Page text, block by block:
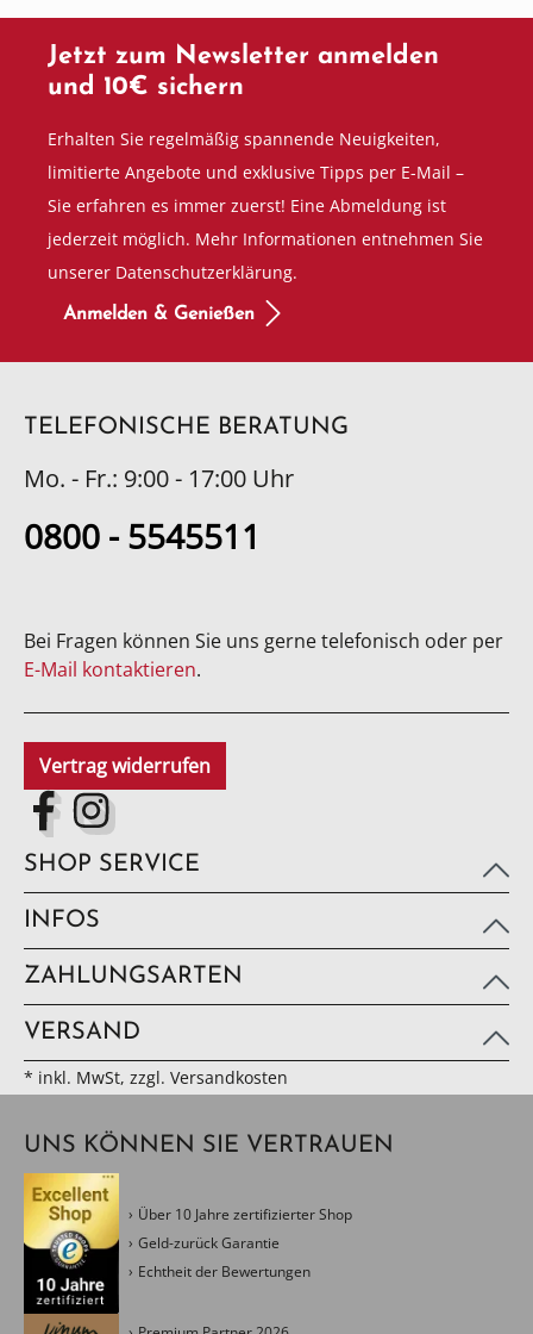
Jetzt zum Newsletter anmelden
und 10€ sichern
Erhalten Sie regelmäßig spannende Neuigkeiten,
limitierte Angebote und exklusive Tipps per E-Mail –
Sie erfahren es immer zuerst! Eine Abmeldung ist
jederzeit möglich. Mehr Informationen entnehmen Sie
unserer Datenschutzerklärung.
Anmelden & Genießen
TELEFONISCHE BERATUNG
Mo. - Fr.: 9:00 - 17:00 Uhr
0800 - 5545511
Bei Fragen können Sie uns gerne telefonisch oder per
E-Mail kontaktieren.
Vertrag widerrufen
SHOP SERVICE
INFOS
ZAHLUNGSARTEN
VERSAND
* inkl. MwSt, zzgl. Versandkosten
UNS KÖNNEN SIE VERTRAUEN
Über 10 Jahre zertifizierter Shop
Geld-zurück Garantie
Echtheit der Bewertungen